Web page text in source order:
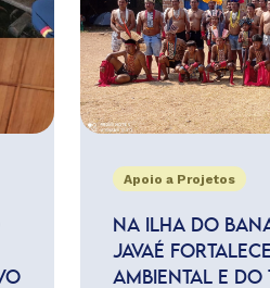
Apoio a Projetos
NA ILHA DO
JAVAÉ
AMBIENTAL E DO